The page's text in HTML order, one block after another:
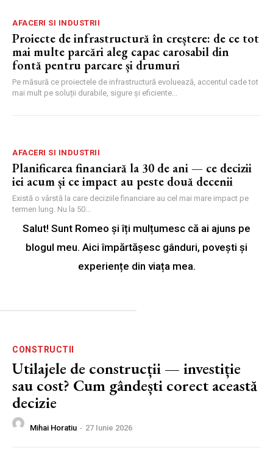
AFACERI SI INDUSTRII
Proiecte de infrastructură în creștere: de ce tot
mai multe parcări aleg capac carosabil din
fontă pentru parcare și drumuri
Pe măsură ce proiectele de infrastructură evoluează, accentul cade tot
mai mult pe soluții durabile, sigure și eficiente...
AFACERI SI INDUSTRII
Planificarea financiară la 30 de ani — ce decizii
iei acum și ce impact au peste două decenii
Există o vârstă la care deciziile financiare au cel mai mare impact pe
termen lung. Nu la 50...
Salut! Sunt Romeo și îți mulțumesc că ai ajuns pe
blogul meu. Aici împărtășesc gânduri, povești și
experiențe din viața mea.
CONSTRUCTII
Utilajele de construcții — investiție
sau cost? Cum gândești corect această
decizie
Mihai Horatiu - 27 Iunie 2026